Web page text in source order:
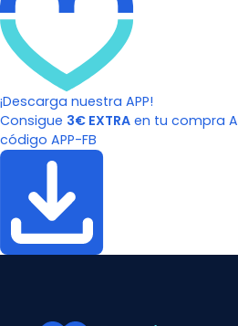
¡Descarga nuestra APP!
Consigue 3€ EXTRA en tu compra
código APP-FB